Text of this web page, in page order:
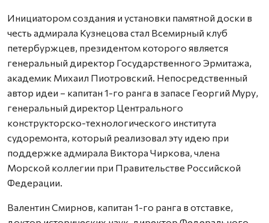
Инициатором создания и установки памятной доски в
честь адмирала Кузнецова стал Всемирный клуб
петербуржцев, президентом которого является
генеральный директор Государственного Эрмитажа,
академик Михаил Пиотровский. Непосредственный
автор идеи – капитан 1-го ранга в запасе Георгий Муру,
генеральный директор Центрального
конструкторско-технологического института
судоремонта, который реализовал эту идею при
поддержке адмирала Виктора Чиркова, члена
Морской коллегии при Правительстве Российской
Федерации.
Валентин Смирнов, капитан 1-го ранга в отставке,